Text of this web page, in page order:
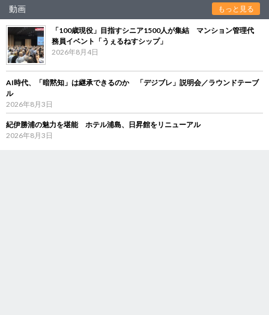
動画 もっと見る
「100歳現役」目指すシニア1500人が集結 マンション管理代
務員イベント「うぇるねすシップ」
2026年8月4日
AI時代、「暗黙知」は継承できるのか 「デジブレ」説明会／ラウンドテーブ
ル
2026年8月3日
紀伊勝浦の魅力を堪能 ホテル浦島、日昇館をリニューアル
2026年8月3日